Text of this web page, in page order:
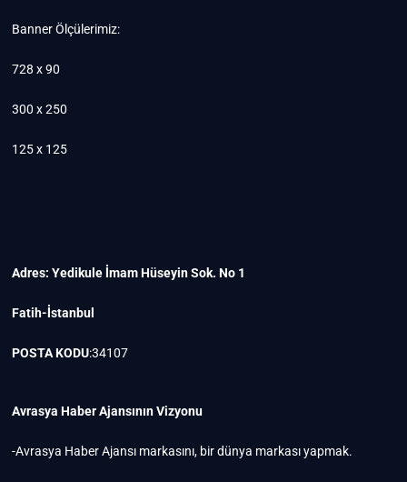
Banner Ölçülerimiz:
728 x 90
300 x 250
125 x 125
Adres: Yedikule İmam Hüseyin Sok. No 1
Fatih-İstanbul
POSTA KODU:34107
Avrasya Haber Ajansının Vizyonu
-Avrasya Haber Ajansı markasını, bir dünya markası yapmak.